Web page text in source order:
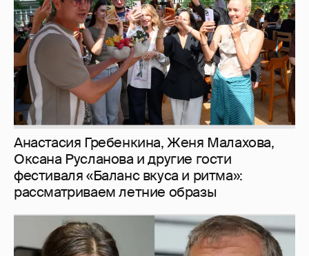
Анастасия Гребенкина, Женя Малахова,
Оксана Русланова и другие гости
фестиваля «Баланс вкуса и ритма»:
рассматриваем летние образы